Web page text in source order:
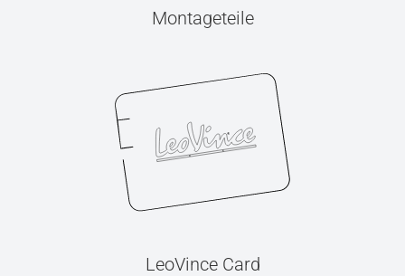
Montageteile
LeoVince Card